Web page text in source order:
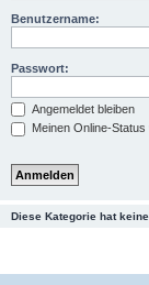
Benutzername:
Passwort:
Angemeldet bleiben
Meinen Online-
Diese Kategorie hat keine